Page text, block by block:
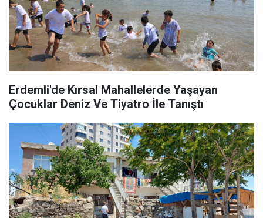
Erdemli'de Kırsal Mahallelerde Yaşayan
Çocuklar Deniz Ve Tiyatro İle Tanıştı